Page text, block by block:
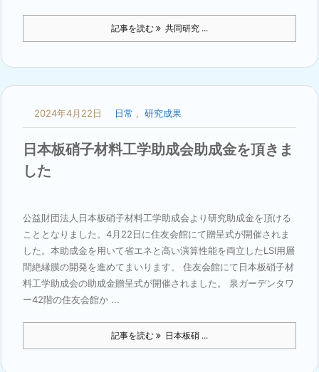
記事を読む 共同研究 ...
2024年4月22日 日常 , 研究成果
日本板硝子材料工学助成会助成金を頂きま
した
公益財団法人日本板硝子材料工学助成会より研究助成金を頂ける
こととなりました。4月22日に住友会館にて贈呈式が開催されま
した。本助成金を用いて省エネと高い演算性能を両立したLSI用層
間絶縁膜の開発を進めてまいります。 住友会館にて日本板硝子材
料工学助成会の助成金贈呈式が開催されました。 泉ガーデンタワ
ー42階の住友会館か ...
記事を読む 日本板硝 ...